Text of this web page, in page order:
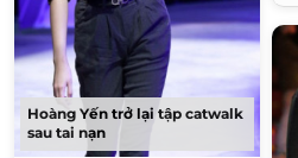
Hoàng Yến trở lại tập catwalk
sau tai nạn